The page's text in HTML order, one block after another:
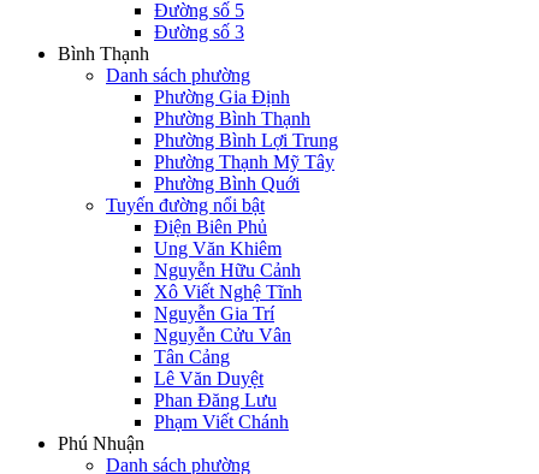
Đường số 5
Đường số 3
Bình Thạnh
Danh sách phường
Phường Gia Định
Phường Bình Thạnh
Phường Bình Lợi Trung
Phường Thạnh Mỹ Tây
Phường Bình Quới
Tuyến đường nổi bật
Điện Biên Phủ
Ung Văn Khiêm
Nguyễn Hữu Cảnh
Xô Viết Nghệ Tĩnh
Nguyễn Gia Trí
Nguyễn Cửu Vân
Tân Cảng
Lê Văn Duyệt
Phan Đăng Lưu
Phạm Viết Chánh
Phú Nhuận
Danh sách phường